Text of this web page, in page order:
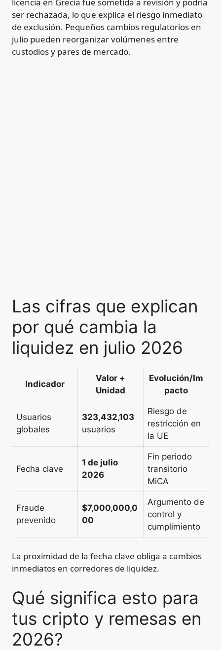
licencia en Grecia fue sometida a revisión y podría
ser rechazada, lo que explica el riesgo inmediato
de exclusión. Pequeños cambios regulatorios en
julio pueden reorganizar volúmenes entre
custodios y pares de mercado.
Las cifras que explican
por qué cambia la
liquidez en julio 2026
Indicador
Valor +
Unidad
Evolución/Im
pacto
Usuarios
globales
323,432,103
usuarios
Riesgo de
restricción en
la UE
Fecha clave
1 de julio
2026
Fin periodo
transitorio
MiCA
Fraude
prevenido
$7,000,000,0
00
Argumento de
control y
cumplimiento
La proximidad de la fecha clave obliga a cambios
inmediatos en corredores de liquidez.
Qué significa esto para
tus cripto y remesas en
2026?